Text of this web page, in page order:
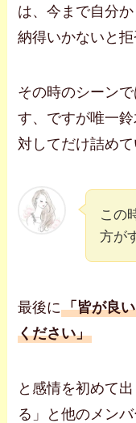
は、今まで自分
納得いかないと拒
その時のシーン
す、ですが唯一
対してだけ詰めて
この
方が
最後に「皆が良
ください」
と感情を初めて
る」と他のメン